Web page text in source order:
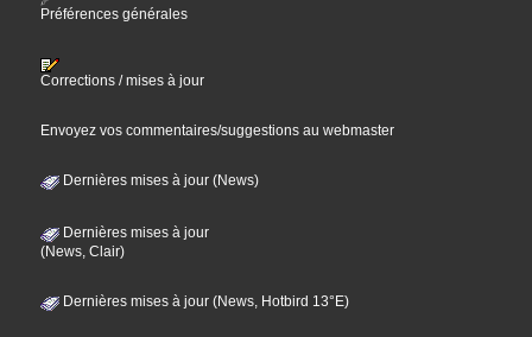
Préférences générales
Corrections / mises à jour
Envoyez vos commentaires/suggestions au webmaster
Dernières mises à jour (News)
Dernières mises à jour
(News, Clair)
Dernières mises à jour (News, Hotbird 13°E)